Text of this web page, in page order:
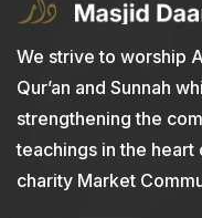
We strive to worship
Qur’an and Sunnah
strengthening the
teachings in the
charity Market